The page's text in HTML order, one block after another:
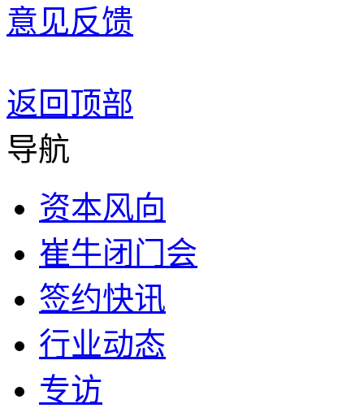
意见反馈
返回顶部
导航
资本风向
崔牛闭门会
签约快讯
行业动态
专访